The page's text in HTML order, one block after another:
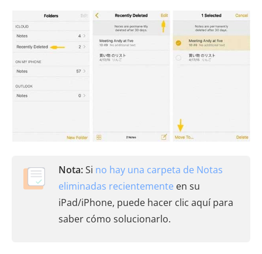
Nota:Si no hay una carpeta de Notas
eliminadas recientemente en su
iPad/iPhone, puede hacer clic aquí para
saber cómo solucionarlo.